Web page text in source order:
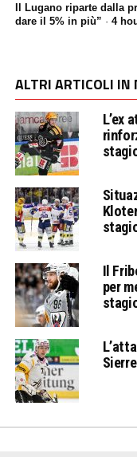
Il Lugano riparte dalla
dare il 5% in più” · 4
ALTRI ARTICOLI IN
L’ex
Il
per